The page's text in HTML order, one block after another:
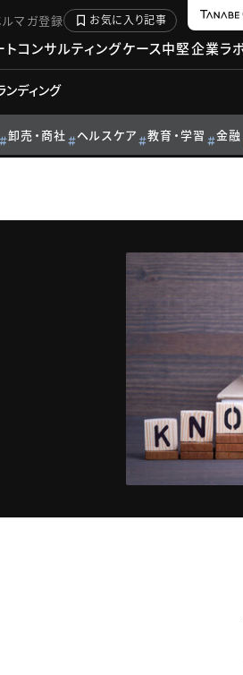
ルマガ登録 お気に入り記事
コンサルティングケース中堅企業ラ
ンディング
卸売・商社 ヘルスケア 教育・学習 金融